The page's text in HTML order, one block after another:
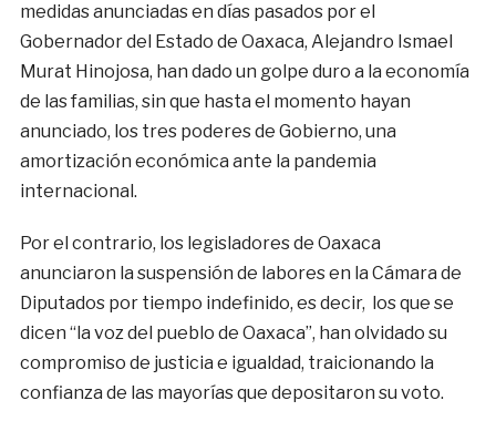
medidas anunciadas en días pasados por el
Gobernador del Estado de Oaxaca, Alejandro Ismael
Murat Hinojosa, han dado un golpe duro a la economía
de las familias, sin que hasta el momento hayan
anunciado, los tres poderes de Gobierno, una
amortización económica ante la pandemia
internacional.
Por el contrario, los legisladores de Oaxaca
anunciaron la suspensión de labores en la Cámara de
Diputados por tiempo indefinido, es decir, los que se
dicen “la voz del pueblo de Oaxaca”, han olvidado su
compromiso de justicia e igualdad, traicionando la
confianza de las mayorías que depositaron su voto.